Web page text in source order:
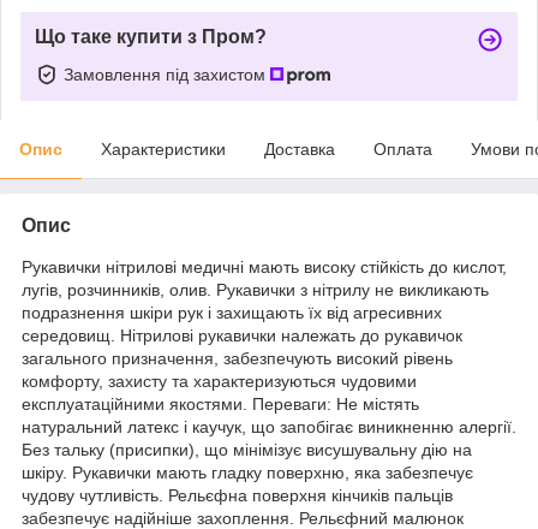
Що таке купити з Пром?
Замовлення під захистом
Опис Характеристики Доставка Оплата Умови
Опис
Рукавички нітрилові медичні мають високу стійкість до кислот,
лугів, розчинників, олив. Рукавички з нітрилу не викликають
подразнення шкіри рук і захищають їх від агресивних
середовищ. Нітрилові рукавички належать до рукавичок
загального призначення, забезпечують високий рівень
комфорту, захисту та характеризуються чудовими
експлуатаційними якостями. Переваги: Не містять
натуральний латекс і каучук, що запобігає виникненню алергії.
Без тальку (присипки), що мінімізує висушувальну дію на
шкіру. Рукавички мають гладку поверхню, яка забезпечує
чудову чутливість. Рельєфна поверхня кінчиків пальців
забезпечує надійніше захоплення. Рельєфний малюнок